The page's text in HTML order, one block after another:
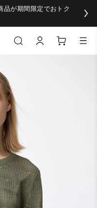
品が期間限定でおトク